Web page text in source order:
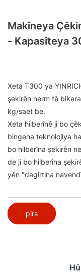
Makîneya
- Kapasîteya
Xeta T300 ya
şekirên nerm tê
kg/saet be.
Xeta hilberînê ji bo
bingeha teknolojiya
bo hilberîna şekirên
de ji bo hilberîna
yên "dagirtina
pirs